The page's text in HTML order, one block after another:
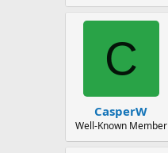
C
CasperW
Well-Known Member